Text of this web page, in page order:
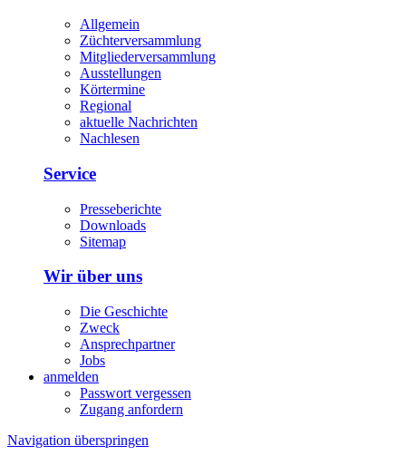
Allgemein
Züchterversammlung
Mitgliederversammlung
Ausstellungen
Körtermine
Regional
aktuelle Nachrichten
Nachlesen
Service
Presseberichte
Downloads
Sitemap
Wir über uns
Die Geschichte
Zweck
Ansprechpartner
Jobs
anmelden
Passwort vergessen
Zugang anfordern
Navigation überspringen